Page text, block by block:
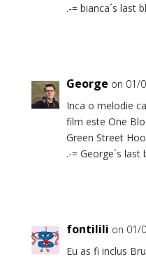
.-= bianca´s last
George on 01/
Inca o melodie
film este One
Green Street
.-= George´s last
fontilili on 01/
Eu as fi inclus